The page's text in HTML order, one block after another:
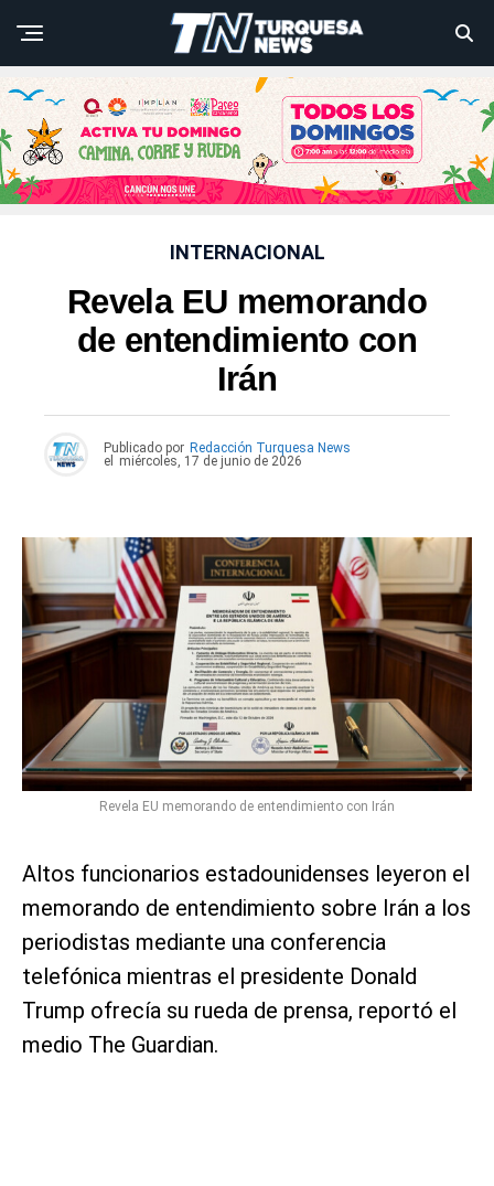
INTERNACIONAL
Revela EU memorando
de entendimiento con
Irán
Publicado por Redacción Turquesa News
el
miércoles, 17 de junio de 2026
Revela EU memorando de entendimiento con Irán
Altos funcionarios estadounidenses leyeron el
memorando de entendimiento sobre Irán a los
periodistas mediante una conferencia
telefónica mientras el presidente Donald
Trump ofrecía su rueda de prensa, reportó el
medio The Guardian.